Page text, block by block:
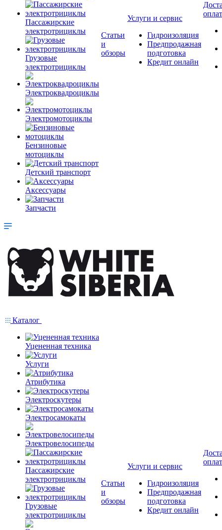
Пассажирские
электротрициклы
Грузовые
электротрициклы
Электроквадроциклы
Электромотоциклы
Бензиновые
мотоциклы
Детский транспорт
Аксессуары
Запчасти
Статьи
и
обзоры
Услуги и сервис
Гидроизоляция
Предпродажная
подготовка
Кредит онлайн
Каталог
Уцененная техника
Услуги
Атрибутика
Электроскутеры
Электросамокаты
Электровелосипеды
Пассажирские
электротрициклы
Грузовые
электротрициклы
Статьи
и
обзоры
Услуги и сервис
Гидроизоляция
Предпродажная
подготовка
Кредит онлайн